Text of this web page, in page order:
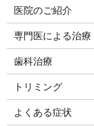
医院のご紹介
専門医による治療
歯科治療
トリミング
よくある症状